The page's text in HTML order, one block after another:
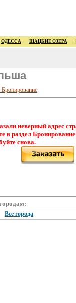
ОДЕССА ШАЦКИЕ ОЗЕРА
Бронирование
неверный адрес
в раздел
снова.
Все города